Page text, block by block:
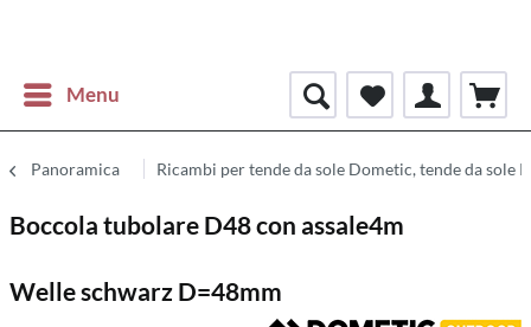
Menu
Panoramica Ricambi per tende da sole Dometic, tende da sole
Boccola tubolare D48 con assale4m
Welle schwarz D=48mm